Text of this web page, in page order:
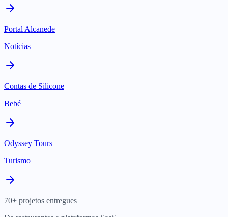
Portal Alcanede
Notícias
Contas de Silicone
Bebé
Odyssey Tours
Turismo
70+ projetos entregues